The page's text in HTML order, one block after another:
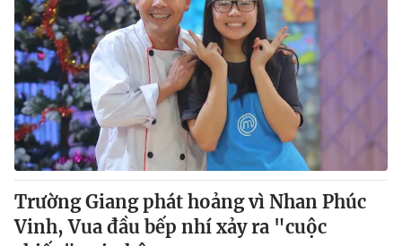
Theo dõi báo trên
Cơ quan chủ quản:Đài Truyền hình Việt Nam
Cơ quan báo chí:Thời báo VTV
Giấy phép hoạt động báo in và báo điện tử số 483/GP-BTTTT
cấp ngày 29/12/2023
Tổng Biên tập:Vũ Thanh Thủy
Phó Tổng Biên tập:Nguyễn Thị Mỹ Hạnh, Phạm Quốc Thắng,
Nguyễn Trọng Ninh
Trường Giang phát hoảng vì Nhan Phúc
Vinh, Vua đầu bếp nhí xảy ra "cuộc